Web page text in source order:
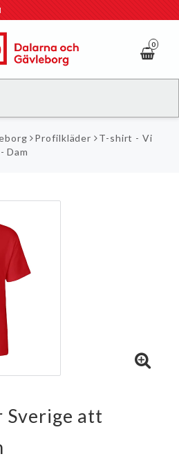
0
Profilkläder
T-shirt - Vi
Dam
Sverige att